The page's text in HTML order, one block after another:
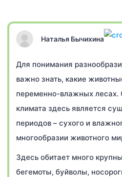
Наталья Бычихина
Для понимания
важно знать, какие
переменно-влажных лесах.
климата здесь является
периодов – сухого и
многообразии животного
Здесь обитает много
бегемоты, буйволы,